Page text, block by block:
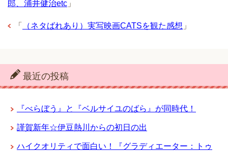
郎、浦井健治etc 」
「 （ネタばれあり）実写映画CATSを観た感想 」
最近の投稿
『べらぼう』と『ベルサイユのばら』が同時代！
謹賀新年☆伊豆熱川からの初日の出
ハイクオリティで面白い！『グラディエーター：トゥ